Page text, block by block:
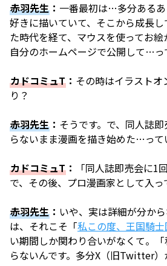
赤羽先生 ： 一番最初は…多分ある
好きに描いていて、そこから成長
た時代を経て、マウスを使ってお
自分のホームページで公開して…
カドコミュT ： その時はイラスト
り？
赤羽先生 ： そうです。で、同人誌
らないまま漫画を描き始めた…っ
カドコミュT ：
「同人誌即売会に
で、その後、プロ漫画家として入
赤羽先生 ： いや、実は詳細が分か
は、それこそ「私この度、王国騎
い期間しか関わり合いがなくて。
らないんです。多分X（旧Twitter